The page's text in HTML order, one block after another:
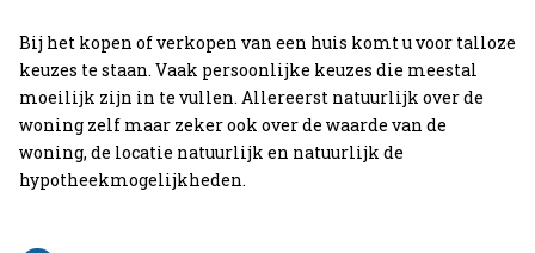
Bij het kopen of verkopen van een huis komt u voor talloze
keuzes te staan. Vaak persoonlijke keuzes die meestal
moeilijk zijn in te vullen. Allereerst natuurlijk over de
woning zelf maar zeker ook over de waarde van de
woning, de locatie natuurlijk en natuurlijk de
hypotheekmogelijkheden.